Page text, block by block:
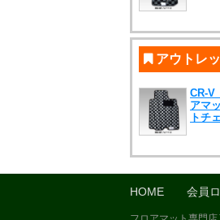
アウトレ
CR-V
アマ
トチ
HOME 会員